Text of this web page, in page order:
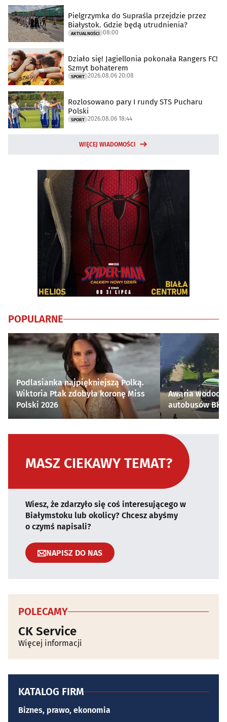
Pielgrzymka do Supraśla przejdzie przez
Białystok. Gdzie będą utrudnienia?
AKTUALNOŚCI 08:00
Działo się! Jagiellonia pokonała Rangers FC!
Szmyt bohaterem
SPORT 2026.08.06 20:08
Rozlosowano pary I rundy STS Pucharu
Polski
SPORT 2026.08.06 18:44
WIĘCEJ WIADOMOŚCI
POPULARNE
Podlasianka najpiękniejszą Polką.
Wiktoria Ptak zdobyła koronę Miss
Polski 2026
Awaria
autobusów
MASZ CIEKAWY TEMAT?
Wiesz, że zdarzyło się coś interesującego w
Białymstoku lub okolicy? Chcesz abyśmy
o czymś napisali?
NAPISZ DO NAS
POLECAMY
CK Service
Więcej informacji
KATALOG FIRM
Biznes, prawo, ekonomia